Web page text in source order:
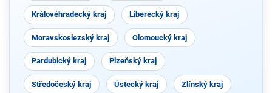
Královéhradecký kraj Liberecký kraj
Moravskoslezský kraj Olomoucký kraj
Pardubický kraj Plzeňský kraj
Středočeský kraj Ústecký kraj Zlínský kraj